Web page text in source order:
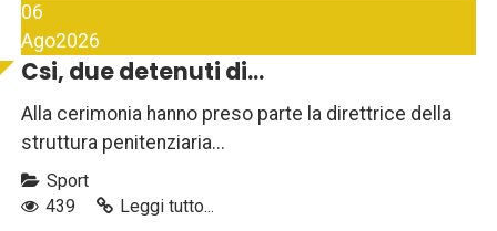
06
Ago2026
Csi, due detenuti di...
Alla cerimonia hanno preso parte la direttrice della
struttura penitenziaria...
Sport
439
Leggi tutto...